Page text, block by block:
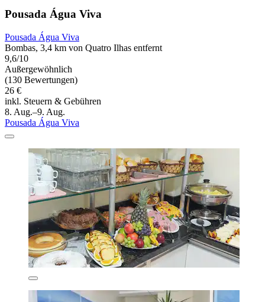
Pousada Água Viva
Pousada Água Viva
Bombas, 3,4 km von Quatro Ilhas entfernt
9,6/10
Außergewöhnlich
(130 Bewertungen)
26 €
inkl. Steuern & Gebühren
8. Aug.–9. Aug.
Pousada Água Viva